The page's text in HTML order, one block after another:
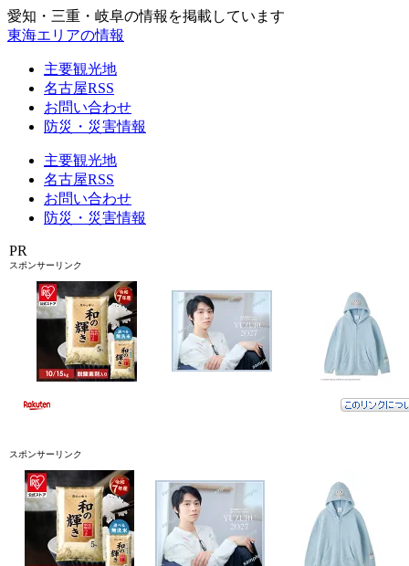
愛知・三重・岐阜の情報を掲載しています
東海エリアの情報
主要観光地
名古屋RSS
お問い合わせ
防災・災害情報
主要観光地
名古屋RSS
お問い合わせ
防災・災害情報
PR
スポンサーリンク
スポンサーリンク